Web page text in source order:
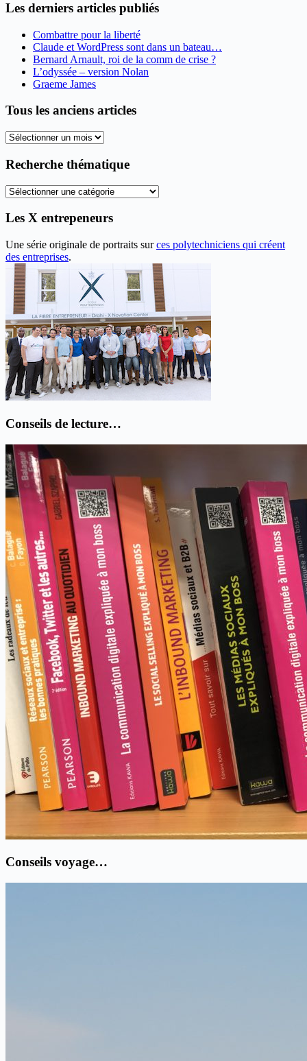
Les derniers articles publiés
Combattre pour la liberté
Claude et WordPress sont dans un bateau…
Bernard Arnault, roi de la comm de crise ?
L’odyssée – version Nolan
Graeme James
Tous les anciens articles
Tous
anciens
Recherche thématique
Recherche
Les X entrepeneurs
Une série originale de portraits surces polytechniciens qui créent
des entreprises.
Conseils de lecture…
Conseils voyage…